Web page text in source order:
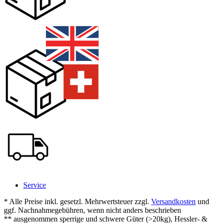
Service
* Alle Preise inkl. gesetzl. Mehrwertsteuer zzgl. Versandkosten und
ggf. Nachnahmegebühren, wenn nicht anders beschrieben
** ausgenommen sperrige und schwere Güter (>20kg), Hessler- &